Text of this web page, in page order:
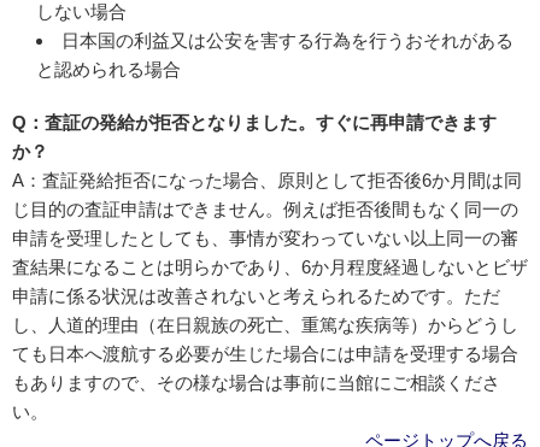
しない場合
日本国の利益又は公安を害する行為を行うおそれがある
と認められる場合
Q：査証の発給が拒否となりました。すぐに再申請できます
か？
A：査証発給拒否になった場合、原則として拒否後6か月間は同
じ目的の査証申請はできません。例えば拒否後間もなく同一の
申請を受理したとしても、事情が変わっていない以上同一の審
査結果になることは明らかであり、6か月程度経過しないとビザ
申請に係る状況は改善されないと考えられるためです。ただ
し、人道的理由（在日親族の死亡、重篤な疾病等）からどうし
ても日本へ渡航する必要が生じた場合には申請を受理する場合
もありますので、その様な場合は事前に当館にご相談くださ
い。
ページトップへ戻る